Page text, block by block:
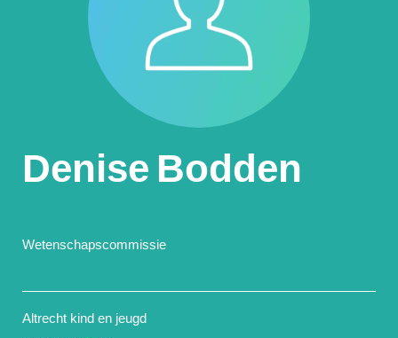
Denise Bodden
Wetenschapscommissie
Altrecht kind en jeugd